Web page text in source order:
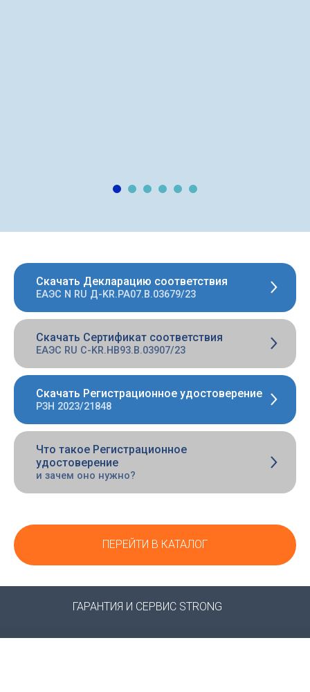
Скачать Декларацию соответствия
ЕАЭС N RU Д-KR.РА07.В.03679/23
Скачать Сертификат соответствия
ЕАЭС RU С-KR.НВ93.В.03907/23
Скачать Регистрационное удостоверение
РЗН 2023/21848
Что такое Регистрационное
удостоверение
и зачем оно нужно?
ПЕРЕЙТИ В КАТАЛОГ
ГАРАНТИЯ И СЕРВИС STRONG